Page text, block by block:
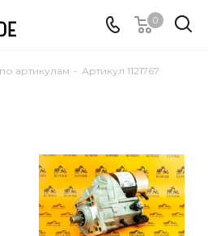
0
артикулам - Артикул 1121767